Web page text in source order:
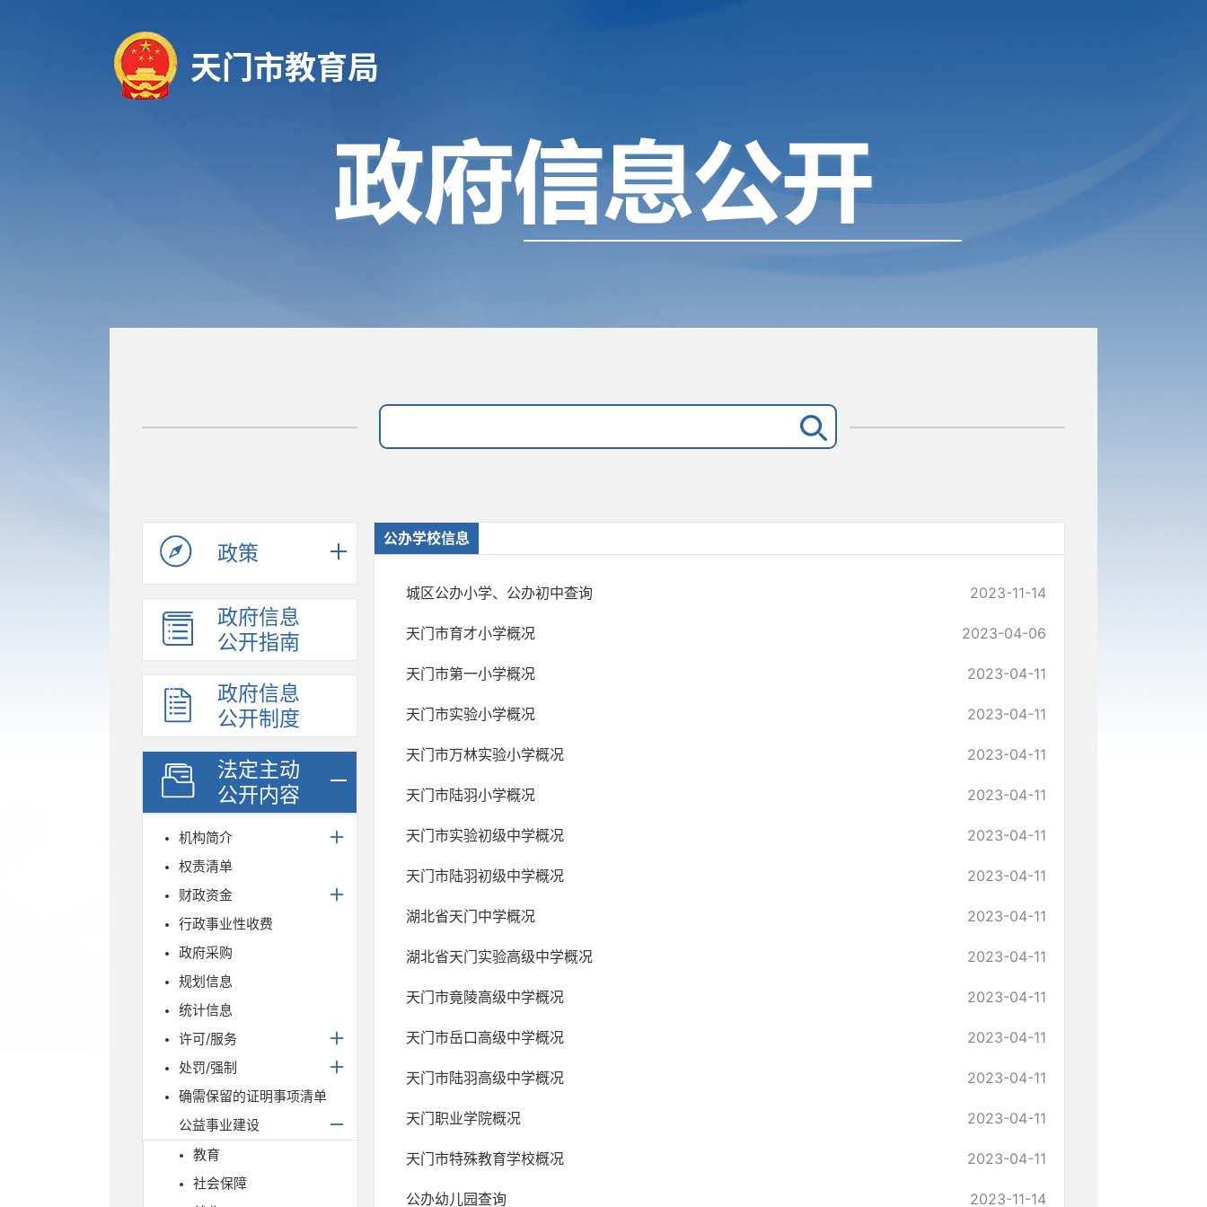
天门市教育局
政策
政府信息
公开指南
政府信息
公开制度
法定主动
公开内容
机构简介
权责清单
财政资金
行政事业性收费
政府采购
规划信息
统计信息
许可/服务
处罚/强制
确需保留的证明事项清单
公益事业建设
教育
社会保障
公办学校信息
城区公办小学、公办初中查询 2023-11-14
天门市育才小学概况 2023-04-06
天门市第一小学概况 2023-04-11
天门市实验小学概况 2023-04-11
天门市万林实验小学概况 2023-04-11
天门市陆羽小学概况 2023-04-11
天门市实验初级中学概况 2023-04-11
天门市陆羽初级中学概况 2023-04-11
湖北省天门中学概况 2023-04-11
湖北省天门实验高级中学概况 2023-04-11
天门市竟陵高级中学概况 2023-04-11
天门市岳口高级中学概况 2023-04-11
天门市陆羽高级中学概况 2023-04-11
天门职业学院概况 2023-04-11
天门市特殊教育学校概况 2023-04-11
公办幼儿园查询 2023-11-14